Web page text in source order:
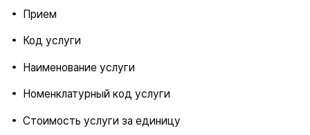
Прием
Код услуги
Наименование услуги
Номенклатурный код услуги
Стоимость услуги за единицу